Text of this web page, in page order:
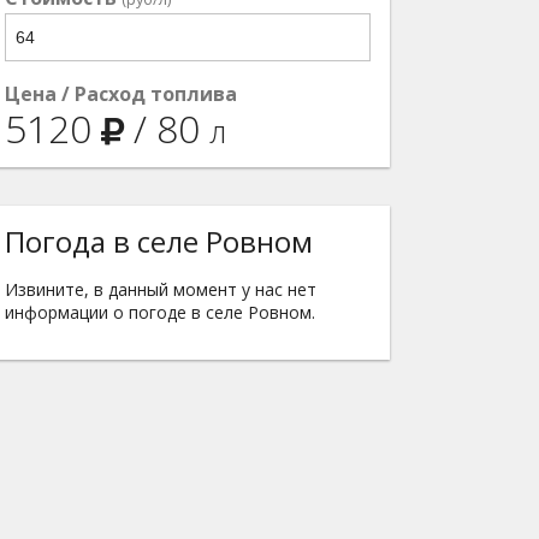
Цена / Расход топлива
5120 / 80 л
Погода в селе Ровном
Извините, в данный момент у нас нет
информации о погоде в селе Ровном.